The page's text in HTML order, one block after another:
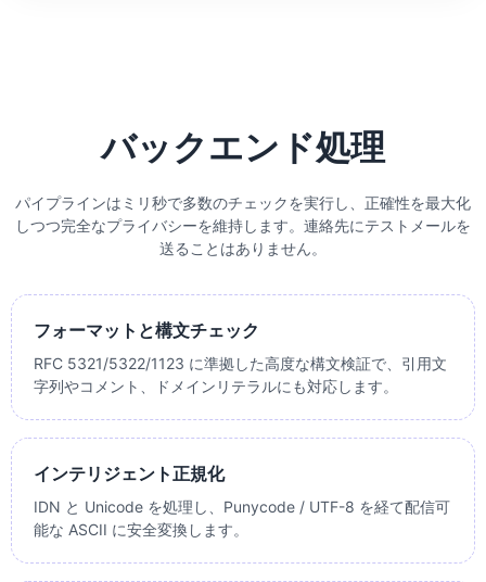
バックエンド処理
パイプラインはミリ秒で多数のチェックを実行し、正確性を最大化
しつつ完全なプライバシーを維持します。連絡先にテストメールを
送ることはありません。
フォーマットと構文チェック
RFC 5321/5322/1123 に準拠した高度な構文検証で、引用文
字列やコメント、ドメインリテラルにも対応します。
インテリジェント正規化
IDN と Unicode を処理し、Punycode / UTF-8 を経て配信可
能な ASCII に安全変換します。